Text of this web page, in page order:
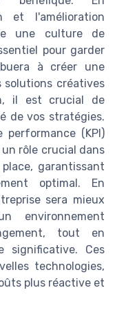
et l'amélioration
une culture de
pour garder
à créer une
solutions créatives
il est crucial de
de vos stratégies.
(KPI)
rôle crucial dans
garantissant
optimal. En
sera mieux
environnement
tout en
significative. Ces
technologies,
plus réactive et